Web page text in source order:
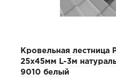
Кровельная лестница
25х45мм L-3м
9010 белый